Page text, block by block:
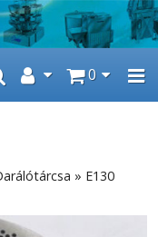
0
» E130